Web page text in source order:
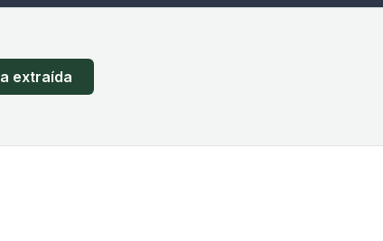
extraída